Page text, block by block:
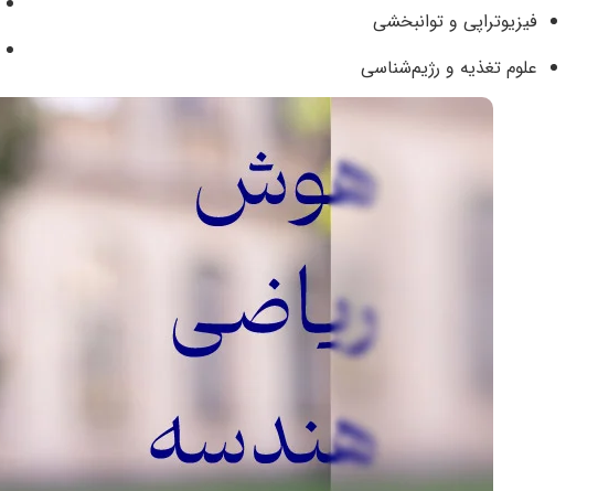
فیزیوتراپی و توانبخشی
علوم تغذیه و رژیم‌شناسی